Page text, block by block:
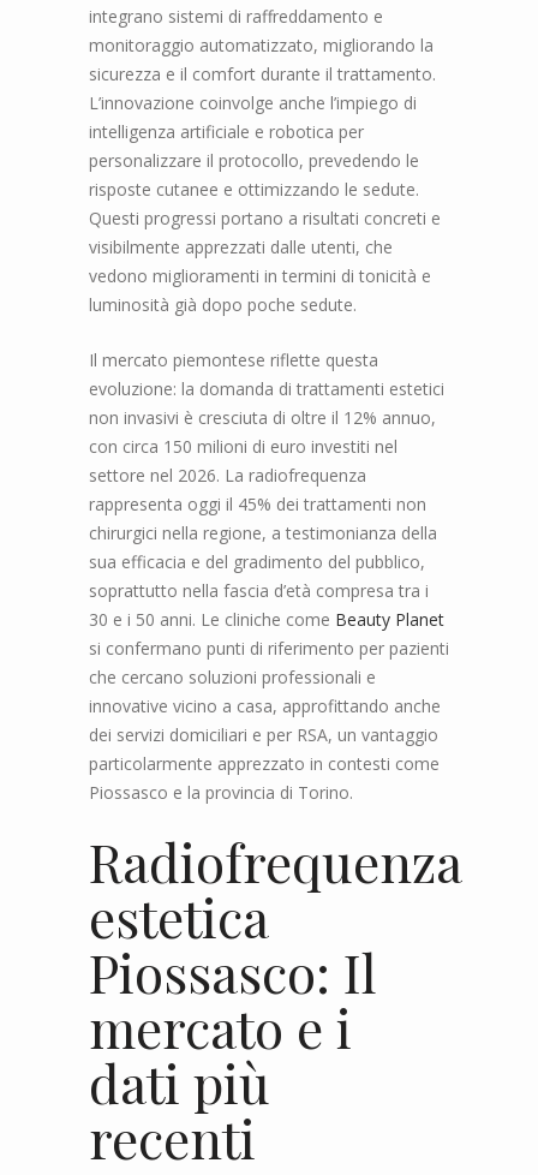
integrano sistemi di raffreddamento e
monitoraggio automatizzato, migliorando la
sicurezza e il comfort durante il trattamento.
L’innovazione coinvolge anche l’impiego di
intelligenza artificiale e robotica per
personalizzare il protocollo, prevedendo le
risposte cutanee e ottimizzando le sedute.
Questi progressi portano a risultati concreti e
visibilmente apprezzati dalle utenti, che
vedono miglioramenti in termini di tonicità e
luminosità già dopo poche sedute.
Il mercato piemontese riflette questa
evoluzione: la domanda di trattamenti estetici
non invasivi è cresciuta di oltre il 12% annuo,
con circa 150 milioni di euro investiti nel
settore nel 2026. La radiofrequenza
rappresenta oggi il 45% dei trattamenti non
chirurgici nella regione, a testimonianza della
sua efficacia e del gradimento del pubblico,
soprattutto nella fascia d’età compresa tra i
30 e i 50 anni. Le cliniche come Beauty Planet
si confermano punti di riferimento per pazienti
che cercano soluzioni professionali e
innovative vicino a casa, approfittando anche
dei servizi domiciliari e per RSA, un vantaggio
particolarmente apprezzato in contesti come
Piossasco e la provincia di Torino.
Radiofrequenza
estetica
Piossasco: Il
mercato e i
dati più
recenti